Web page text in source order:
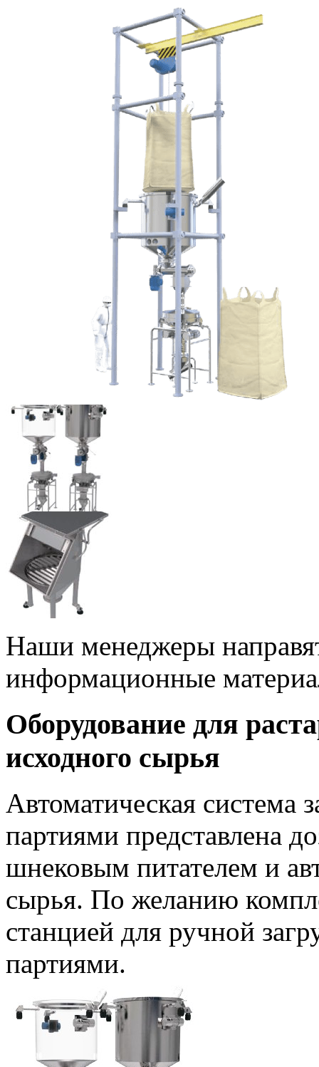
Наши менеджеры
информационные
Оборудование для
исходного сырья
Автоматическая система
партиями представлена
шнековым питателем и
сырья. По желанию
станцией для ручной
партиями.